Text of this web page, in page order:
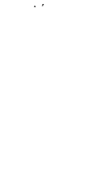
Δήμου της